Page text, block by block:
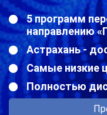
5 программ
направлению
Астрахань -
Самые низкие
Полностью